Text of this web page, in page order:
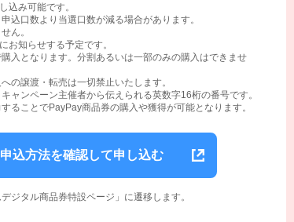
込み可能です。
込口数より当選口数が減る場合があります。
ん。
お知らせする予定です。
入となります。分割あるいは一部のみの購入はできませ
の譲渡・転売は一切禁止いたします。
ャンペーン主催者から伝えられる英数字16桁の番号です。
ることでPayPay商品券の購入や獲得が可能となります。
申込方法を確認して申し込む
デジタル商品券特設ページ」に遷移します。